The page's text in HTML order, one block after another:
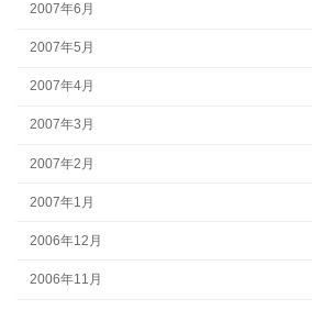
2007年6月
2007年5月
2007年4月
2007年3月
2007年2月
2007年1月
2006年12月
2006年11月